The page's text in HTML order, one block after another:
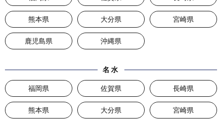
熊本県 大分県 宮崎県
鹿児島県 沖縄県
名水
福岡県 佐賀県 長崎県
熊本県 大分県 宮崎県